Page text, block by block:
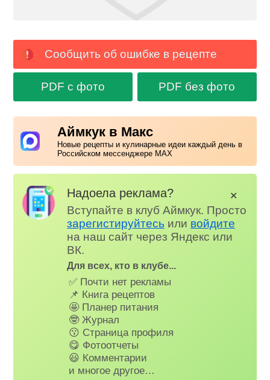
Сообщить об ошибке в рецепте
PDF с фото PDF без фото
Аймкук в Макс
Новые рецепты и кулинарные идеи каждый день в
Российском мессенджере MAX
Надоела реклама?
Вступайте в клуб Аймкук. Просто
зарегистируйтесь или войдите
на наш сайт через Яндекс или
ВК.
Для всех, кто в клубе...
✅ Почти нет рекламы
📌 Книга рецептов
🤩 Планер питания
🤓 Журнал
😗 Страница профиля
😋 Фотоотчеты
😃 Комментарии
и многое другое…
✕